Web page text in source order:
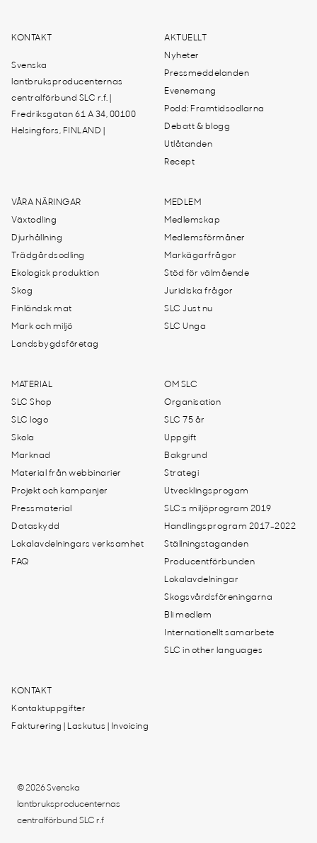
KONTAKT
Svenska
lantbruksproducenternas
centralförbund SLC r.f. |
Fredriksgatan 61 A 34, 00100
Helsingfors, FINLAND |
AKTUELLT
Nyheter
Pressmeddelanden
Evenemang
Podd: Framtidsodlarna
Debatt & blogg
Utlåtanden
Recept
VÅRA NÄRINGAR
Växtodling
Djurhållning
Trädgårdsodling
Ekologisk produktion
Skog
Finländsk mat
Mark och miljö
Landsbygdsföretag
MEDLEM
Medlemskap
Medlemsförmåner
Markägarfrågor
Stöd för välmående
Juridiska frågor
SLC Just nu
SLC Unga
MATERIAL
SLC Shop
SLC logo
Skola
Marknad
Material från webbinarier
Projekt och kampanjer
Pressmaterial
Dataskydd
Lokalavdelningars verksamhet
FAQ
OM SLC
Organisation
SLC 75 år
Uppgift
Bakgrund
Strategi
Utvecklingsprogam
SLC:s miljöprogram 2019
Handlingsprogram 2017-2022
Ställningstaganden
Producentförbunden
Lokalavdelningar
Skogsvårdsföreningarna
Bli medlem
Internationellt samarbete
SLC in other languages
KONTAKT
Kontaktuppgifter
Fakturering | Laskutus | Invoicing
© 2026 Svenska
lantbruksproducenternas
centralförbund SLC r.f